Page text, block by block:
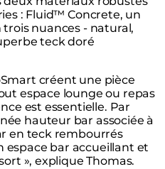
: Fluid™ Concrete, un
nuances - natural,
teck doré
créent une pièce
espace lounge ou repas
est essentielle. Par
hauteur bar associée à
en teck rembourrés
espace bar accueillant et
», explique Thomas.